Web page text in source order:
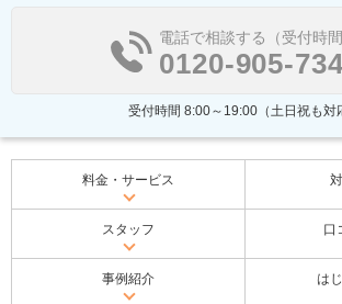
電話で相談する（受付時間
0120-905-
受付時間 8:00～19:00（土日祝も対
料金・サービス
スタッフ 口
事例紹介 は